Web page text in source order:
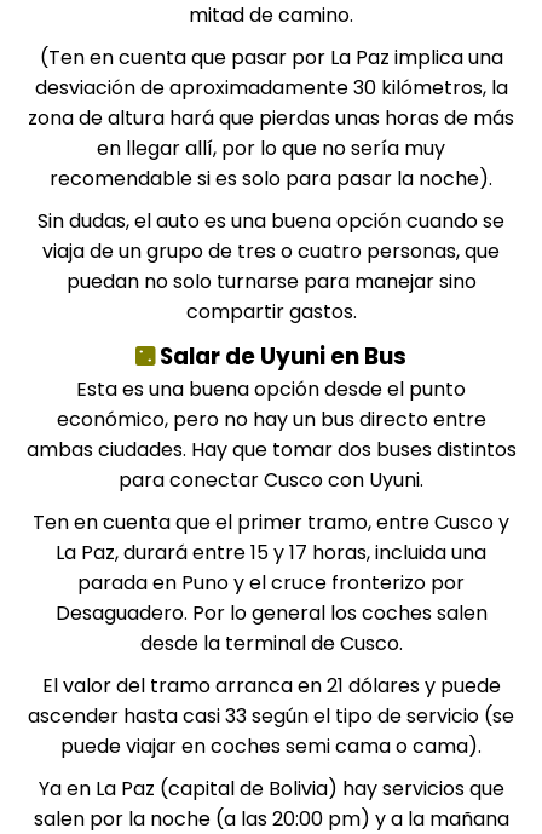
mitad de camino.
(Ten en cuenta que pasar por La Paz implica una
desviación de aproximadamente 30 kilómetros, la
zona de altura hará que pierdas unas horas de más
en llegar allí, por lo que no sería muy
recomendable si es solo para pasar la noche).
Sin dudas, el auto es una buena opción cuando se
viaja de un grupo de tres o cuatro personas, que
puedan no solo turnarse para manejar sino
compartir gastos.
Salar de Uyuni en Bus
Esta es una buena opción desde el punto
económico, pero no hay un bus directo entre
ambas ciudades. Hay que tomar dos buses distintos
para conectar Cusco con Uyuni.
Ten en cuenta que el primer tramo, entre Cusco y
La Paz, durará entre 15 y 17 horas, incluida una
parada en Puno y el cruce fronterizo por
Desaguadero. Por lo general los coches salen
desde la terminal de Cusco.
El valor del tramo arranca en 21 dólares y puede
ascender hasta casi 33 según el tipo de servicio (se
puede viajar en coches semi cama o cama).
Ya en La Paz (capital de Bolivia) hay servicios que
salen por la noche (a las 20:00 pm) y a la mañana